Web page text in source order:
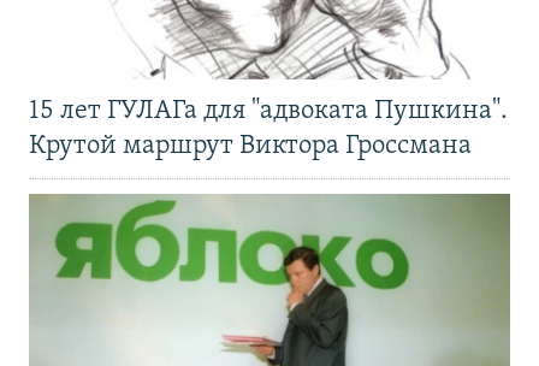
15 лет ГУЛАГа для "адвоката Пушкина".
Крутой маршрут Виктора Гроссмана